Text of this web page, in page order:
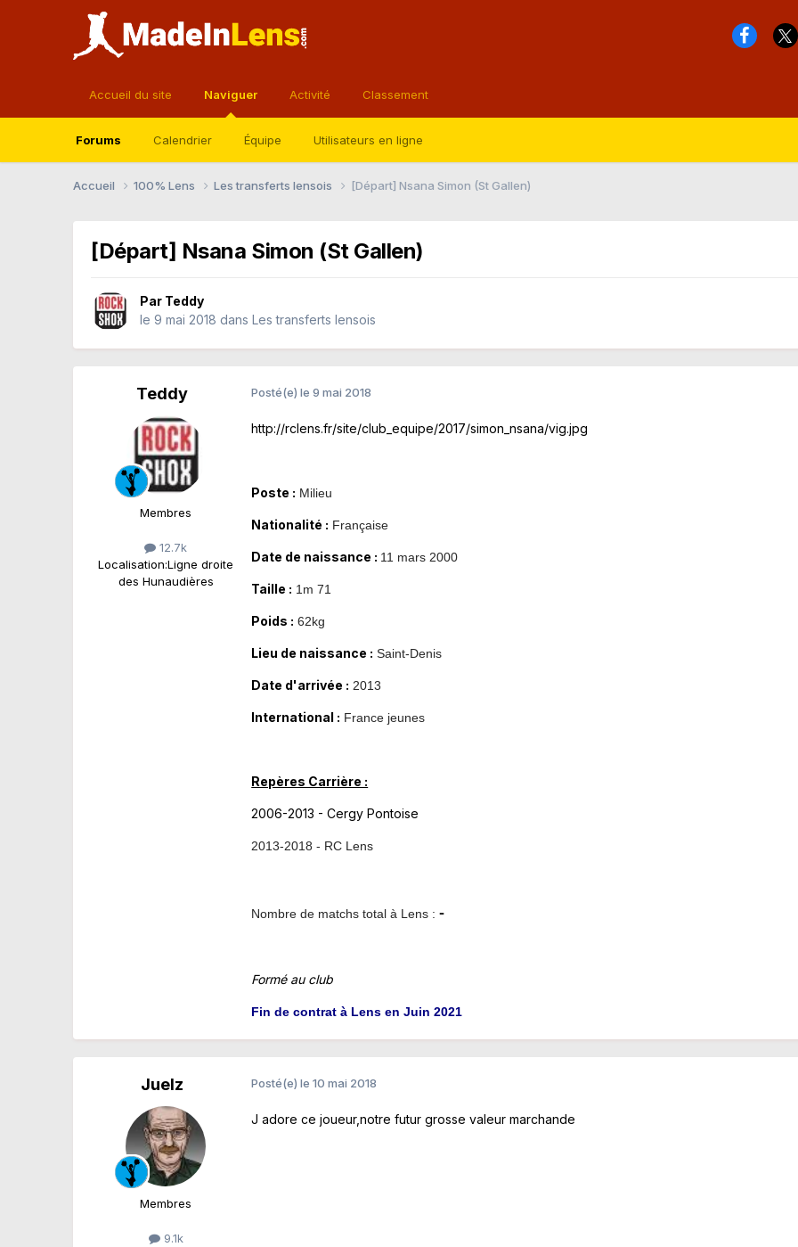
Accueil du site Naviguer
Forums Calendrier Équipe Utilisateurs en ligne
Activité Classement
Accueil 100% Lens Les transferts lensois [Départ] Nsana Simon (St Gallen)
[Départ] Nsana Simon (St Gallen)
Par Teddy
le 9 mai 2018 dansLes transferts lensois
Teddy
Membres
12.7k
Localisation:Ligne droite
des Hunaudières
Posté(e)le 9 mai 2018
http://rclens.fr/site/club_equipe/2017/simon_nsana/vig.jpg
Poste : Milieu
Nationalité : Française
Date de naissance : 11 mars 2000
Taille : 1m 71
Poids : 62kg
Lieu de naissance : Saint-Denis
Date d'arrivée : 2013
International : France jeunes
Repères Carrière :
2006-2013 - Cergy Pontoise
2013-2018 - RC Lens
Nombre de matchs total à Lens :-
Formé au club
Fin de contrat à Lens en Juin 2021
Juelz
Membres
9.1k
Posté(e)le 10 mai 2018
J adore ce joueur,notre futur grosse valeur marchande